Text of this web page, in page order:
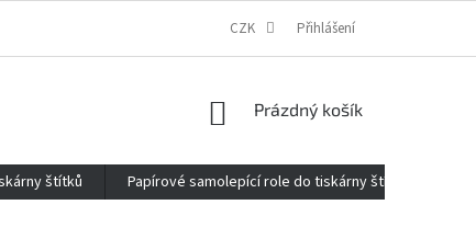
REKLAMACE ELEKTROMOBILITA 2020
CZK Přihlášení
NÁKUPNÍ
Prázdný košík
štítků Papírové samolepící role do tiskárny štítků